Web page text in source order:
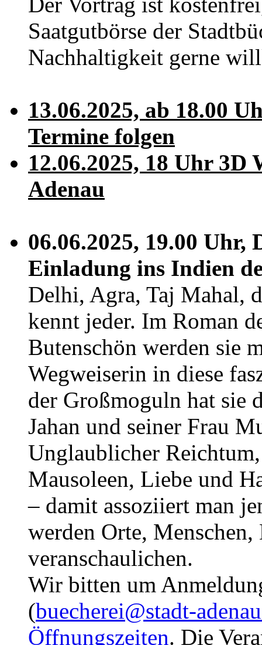
Saatgutbörse der
Nachhaltigkeit gerne
13.06.2025, ab 18.00
Termine folgen
12.06.2025, 18 Uhr
Adenau
06.06.2025, 19.00
Einladung ins Indien
Delhi, Agra, Taj Mahal,
kennt jeder. Im Roman
Butenschön werden sie
Wegweiserin in diese
der Großmoguln hat sie
Jahan und seiner Frau
Unglaublicher
Mausoleen, Liebe und
– damit assoziiert man
werden Orte,
veranschaulichen.
Wir bitten um
(buecherei@stadt-
Öffnungszeiten. Die